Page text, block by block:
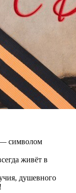
— символом
живёт в
душевного